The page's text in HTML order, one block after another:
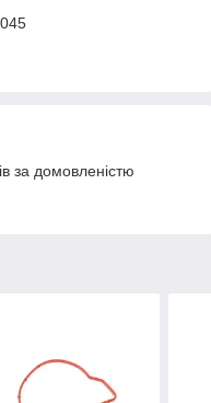
за домовленістю